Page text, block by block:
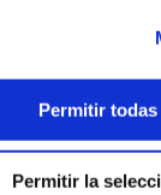
Permitir todas
Permitir la